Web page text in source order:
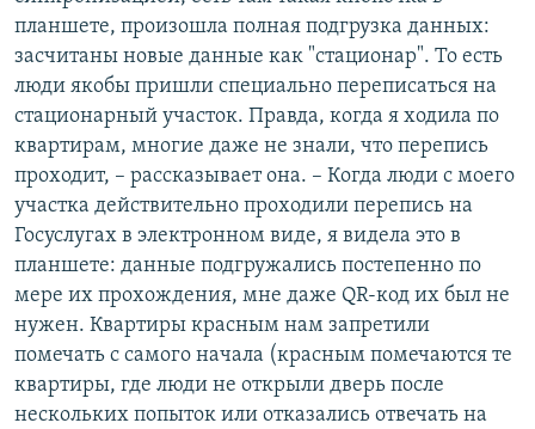
планшете, произошла полная подгрузка данных:
засчитаны новые данные как "стационар". То есть
люди якобы пришли специально переписаться на
стационарный участок. Правда, когда я ходила по
квартирам, многие даже не знали, что перепись
проходит, – рассказывает она. – Когда люди с моего
участка действительно проходили перепись на
Госуслугах в электронном виде, я видела это в
планшете: данные подгружались постепенно по
мере их прохождения, мне даже QR-код их был не
нужен. Квартиры красным нам запретили
помечать с самого начала (красным помечаются те
квартиры, где люди не открыли дверь после
нескольких попыток или отказались отвечать на